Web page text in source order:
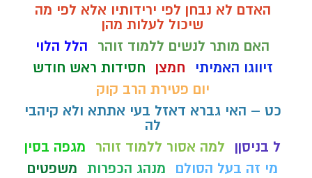
האדם לא נבחן לפי ירידותיו אלא לפי מה
שיכול לעלות מהן
האם מותר לנשים ללמוד זוהר
הלל הלוי
זיווגו האמיתי
חמצן
חסידות ראש חודש
יום פטירת הרב קוק
כט – האי גברא דאזל בעי אתתא ולא קיהבי
לה
ל בניסןן
למה אסור ללמוד זוהר
מגפה בסין
מי זה בעל הסולם
מנהג הכפרות משפטים